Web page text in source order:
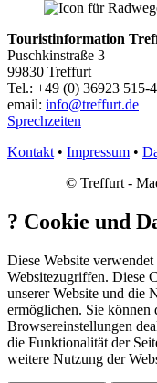
Touristinformation
Puschkinstraße 3
99830 Treffurt
Tel.: +49 (0) 36923 515-
email: info@treffurt.de
Sprechzeiten
Kontakt • Impressum •
© Treffurt -
? Cookie und
Diese Website
Websitezugriffen. Diese
unserer Website und die
ermöglichen. Sie können
Browsereinstellungen
die Funktionalität der
weitere Nutzung der